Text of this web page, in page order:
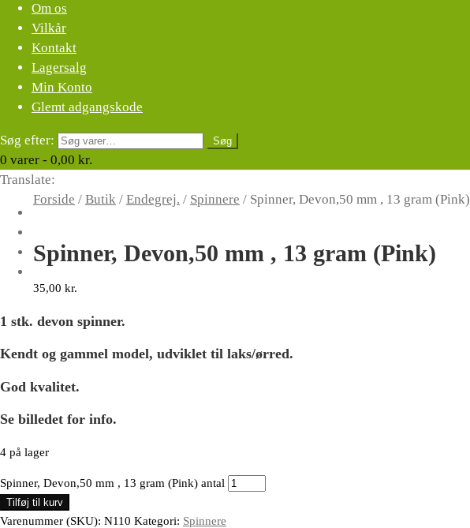
Om os
Vilkår
Kontakt
Lagersalg
Min Konto
Glemt adgangskode
Søg efter: Søg
0 varer - 0,00 kr.
Translate:
Forside / Butik / Endegrej. / Spinnere / Spinner, Devon,50 mm , 13 gram (Pink)
Spinner, Devon,50 mm , 13 gram (Pink)
35,00 kr.
1 stk. devon spinner.
Kendt og gammel model, udviklet til laks/ørred.
God kvalitet.
Se billedet for info.
4 på lager
Spinner, Devon,50 mm , 13 gram (Pink) antal
Tilføj til kurv
Varenummer (SKU): N110 Kategori: Spinnere